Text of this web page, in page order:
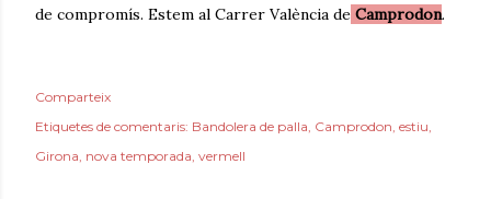
de compromís. Estem al Carrer València de Camprodon.
Comparteix
Etiquetes de comentaris: Bandolera de palla Camprodon estiu
Girona nova temporada vermell